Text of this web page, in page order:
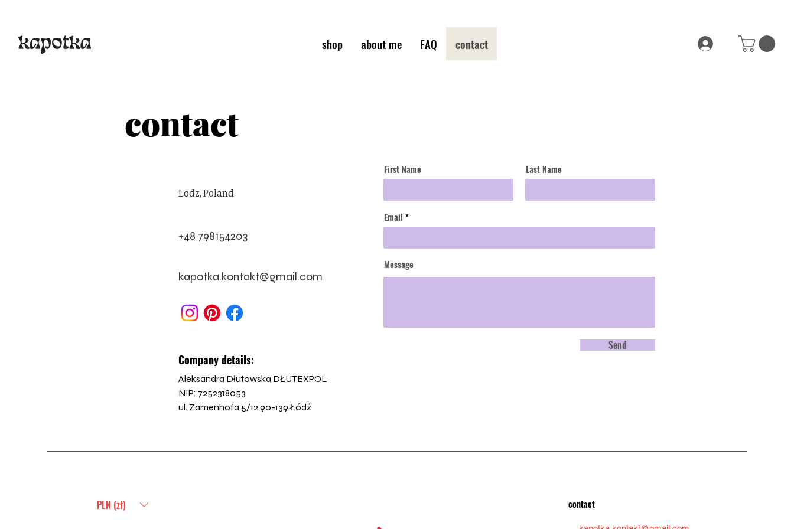
shop about me FAQ contact
contact
Lodz, Poland
+48 798154203
kapotka.kontakt@gmail.com
Company details:
First Name Last Name
Email
Message
Send
Aleksandra Dłutowska DŁUTEXPOL
NIP: 7252318053
ul. Zamenhofa 5/12 90-139 Łódź
PLN (zł) contact